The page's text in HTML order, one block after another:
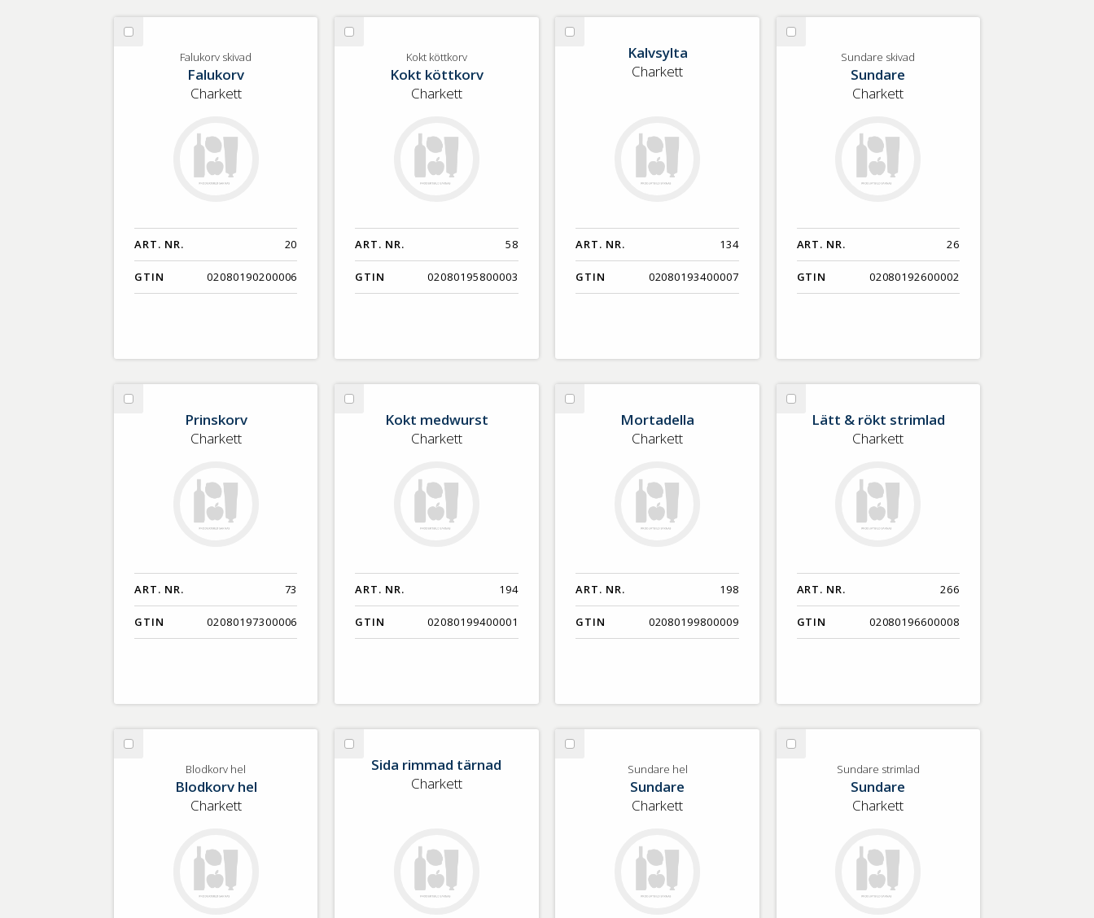
Välj
Falukorv skivad
Falukorv
Charkett
ART. NR. 20
GTIN 02080190200006
Välj
köttkorv
Kokt köttkorv
Kokt köttkorv
Charkett
ART. NR. 58
GTIN 02080195800003
Välj
Kalvsylta
Charkett
ART. NR. 134
GTIN 02080193400007
Välj
Sundare skivad
Sundare
Charkett
ART. NR. 26
GTIN 02080192600002
Välj
Prinskorv
Charkett
ART. NR. 73
GTIN 02080197300006
Välj
Kokt medwurst
Charkett
ART. NR. 194
GTIN 02080199400001
Välj
MortadellaMortadella
Charkett
ART. NR. 198
GTIN 02080199800009
Välj
Lätt & rökt strimlad
Charkett
ART. NR. 266
GTIN 02080196600008
Välj
Blodkorv hel
Blodkorv hel
Charkett
Välj
SidaSida rimmad tärnad
Charkett
Välj
Sundare hel
Sundare
Charkett
Välj
SundareSundare strimlad
Sundare
Charkett